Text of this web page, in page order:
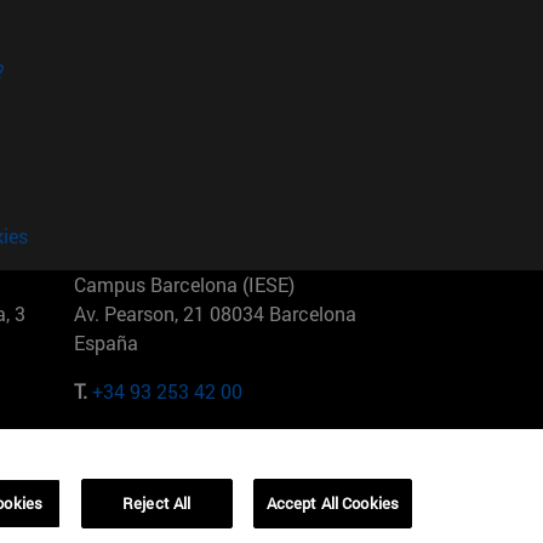
3
Campus Barcelona (IESE)
Av. Pearson, 21 08034 Barcelona
España
T.+34 93 253 42 00
01321001 Bela Vista Brasil
Reject All Accept All Cookies